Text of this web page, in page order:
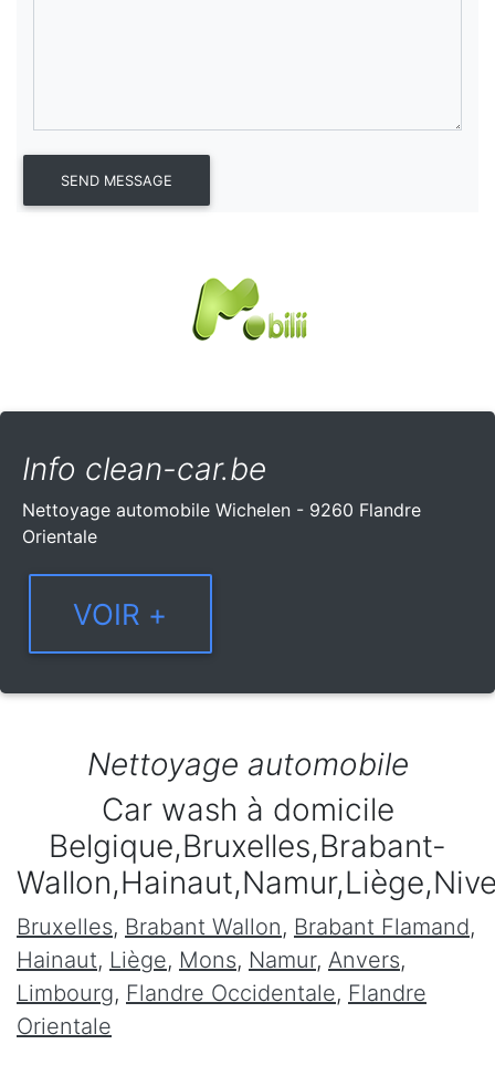
Info clean-car.be
Nettoyage automobile Wichelen - 9260 Flandre
Orientale
Nettoyage automobile
Car wash à domicile
Belgique,Bruxelles,Brabant-
Bruxelles, Brabant Wallon, Brabant Flamand,
Hainaut, Liège, Mons, Namur, Anvers,
Limbourg, Flandre Occidentale, Flandre
Orientale